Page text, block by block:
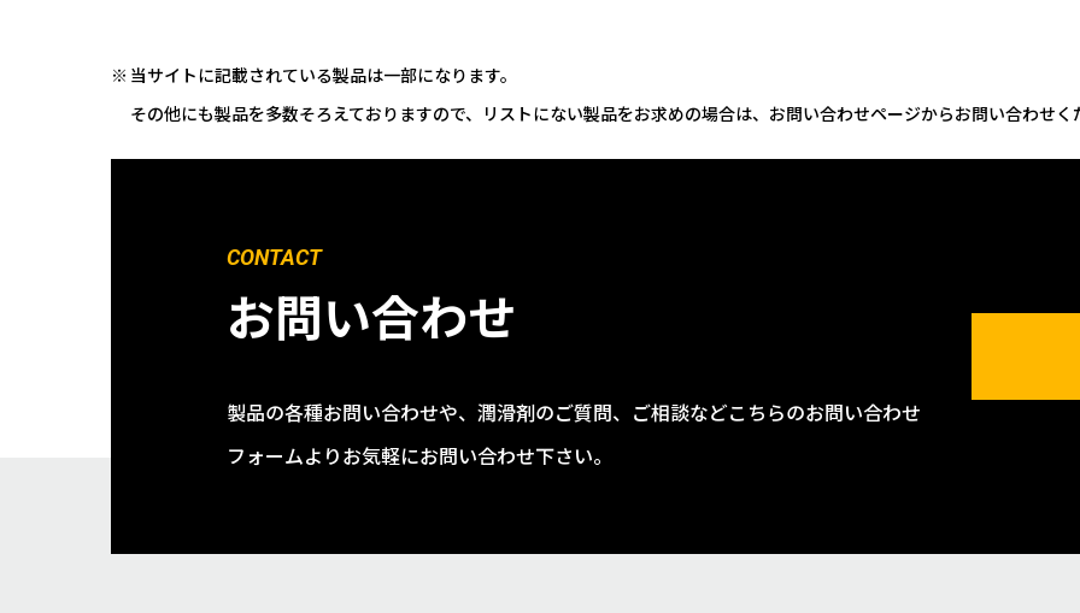
当サイトに記載されている製品は一部になります。
その他にも製品を多数そろえておりますので、リストにない製品をお求めの場合は、お問い合わせページからお問い合わせく
CONTACT
お問い合わせ
製品の各種お問い合わせや、潤滑剤のご質問、ご相談などこちらのお問い合わせ
フォームよりお気軽にお問い合わせ下さい。